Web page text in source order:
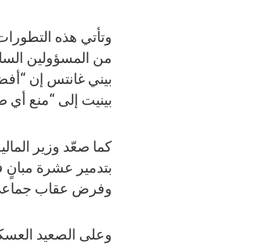
وتأتي هذه
من المسؤولين
بيني غانتس إن
بينيت إلى “منع أي
كما صعّد وزير
بتدمير عشرة مبانٍ
وفرض عقاب جماعي